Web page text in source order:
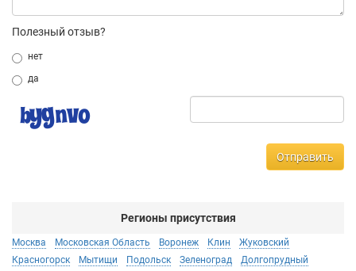
Полезный отзыв?
нет
да
Отправить
Регионы присутствия
Москва Московская Область Воронеж Клин
Жуковский
Красногорск
Мытищи Подольск Зеленоград
Долгопрудный